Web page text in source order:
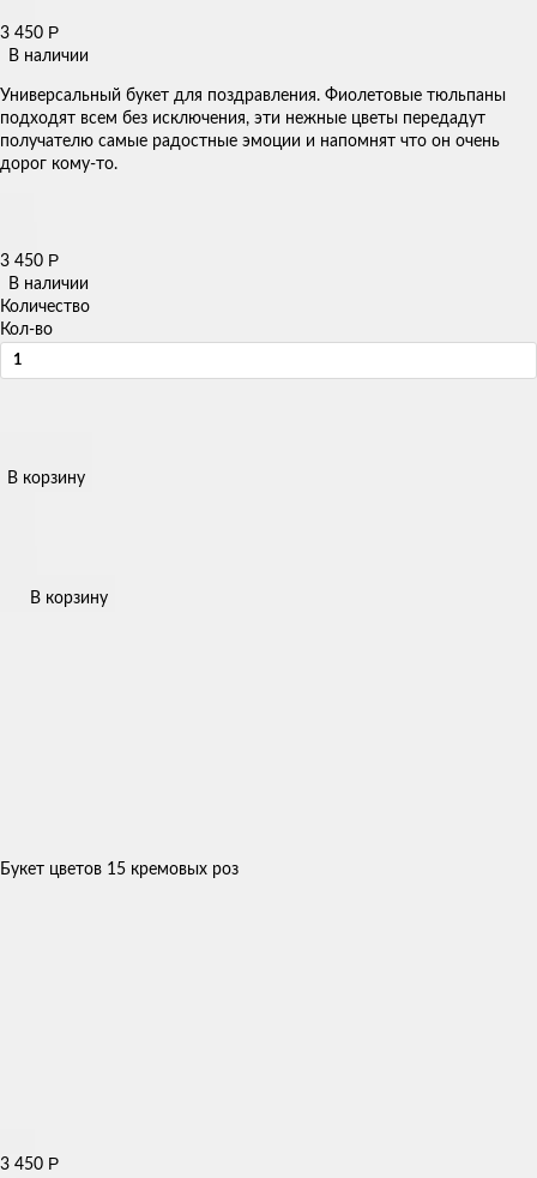
3 450 Р
В наличии
Универсальный букет для поздравления. Фиолетовые тюльпаны
подходят всем без исключения, эти нежные цветы передадут
получателю самые радостные эмоции и напомнят что он очень
дорог кому-то.
3 450 Р
В наличии
Количество
Кол-во
В корзину
В корзину
Букет цветов 15 кремовых роз
3 450 Р